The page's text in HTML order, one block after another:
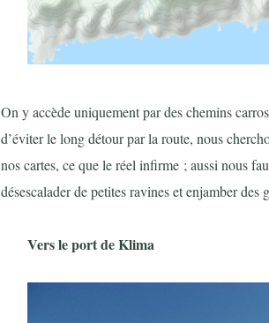
On y accède uniquement par des chemins
d’éviter le long détour par la route, nous
nos cartes, ce que le réel infirme ; aussi nous
désescalader de petites ravines et enjamber des
Vers le port de Klima